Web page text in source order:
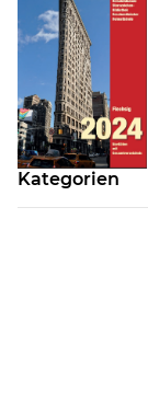
Kategorien